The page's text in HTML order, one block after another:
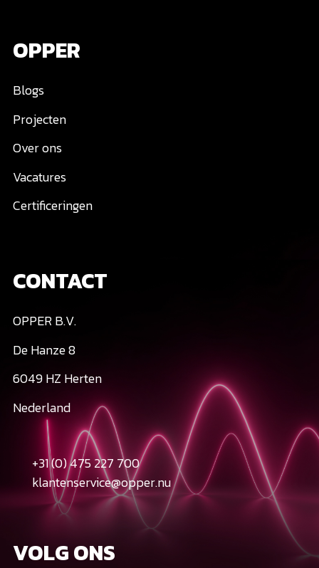
OPPER
Blogs
Projecten
Over ons
Vacatures
Certificeringen
CONTACT
OPPER B.V.
De Hanze 8
6049 HZ Herten
Nederland
+31 (0) 475 227 700
klantenservice@opper.nu
VOLG ONS